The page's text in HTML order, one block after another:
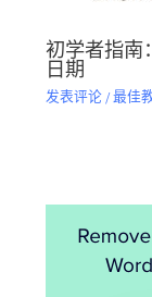
初学者指
日期
发表评论 /最佳